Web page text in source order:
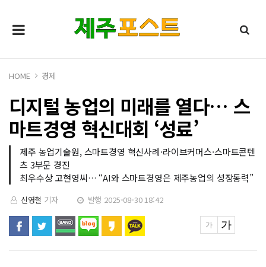
HOME 경제
디지털 농업의 미래를 열다… 스
마트경영 혁신대회 ‘성료’
제주 농업기술원, 스마트경영 혁신사례·라이브커머스·스마트콘텐
츠 3부문 경진
최우수상 고현영씨… “AI와 스마트경영은 제주농업의 성장동력”
신영철 기자 발행 2025-08-30 18:42